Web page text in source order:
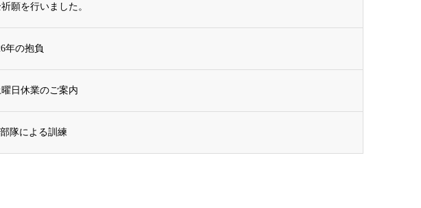
願を行いました。
年の抱負
日休業のご案内
隊による訓練